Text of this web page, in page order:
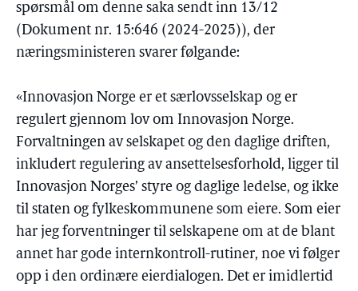
spørsmål om denne saka sendt inn 13/12
(Dokument nr. 15:646 (2024-2025)), der
næringsministeren svarer følgande:
«Innovasjon Norge er et særlovsselskap og er
regulert gjennom lov om Innovasjon Norge.
Forvaltningen av selskapet og den daglige driften,
inkludert regulering av ansettelsesforhold, ligger til
Innovasjon Norges’ styre og daglige ledelse, og ikke
til staten og fylkeskommunene som eiere. Som eier
har jeg forventninger til selskapene om at de blant
annet har gode internkontroll-rutiner, noe vi følger
opp i den ordinære eierdialogen. Det er imidlertid